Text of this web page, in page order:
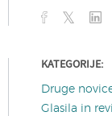
KATEGORIJE:
Druge
Glasila in